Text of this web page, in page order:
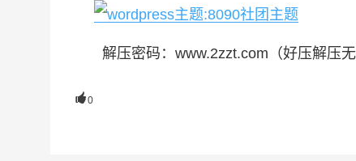
解压密码：www.2zzt.com（好压解压
0